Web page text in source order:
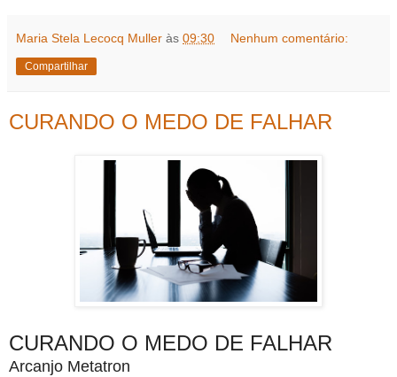
Maria Stela Lecocq Muller às 09:30 Nenhum comentário:
Compartilhar
CURANDO O MEDO DE FALHAR
CURANDO O MEDO DE FALHAR
Arcanjo Metatron